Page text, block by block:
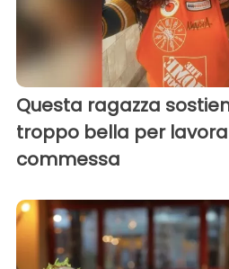
Questa ragazza
troppo bella per
commessa